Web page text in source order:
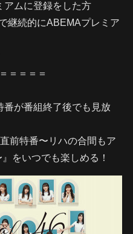
ムに登録をした方
継続的にABEMAプレミア
＝＝＝＝
が番組終了後でも見放
前特番〜リハの合間もア
をいつでも楽しめる！